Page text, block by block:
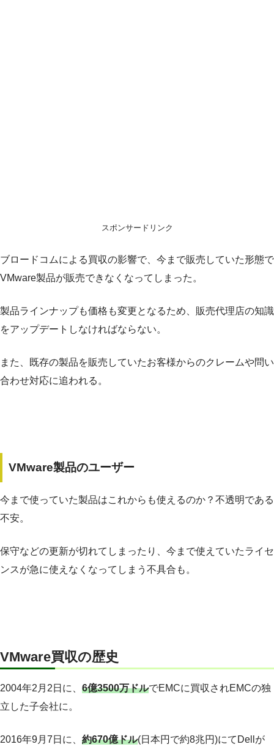
スポンサードリンク
ブロードコムによる買収の影響で、今まで販売していた形態で
VMware製品が販売できなくなってしまった。
製品ラインナップも価格も変更となるため、販売代理店の知識
をアップデートしなければならない。
また、既存の製品を販売していたお客様からのクレームや問い
合わせ対応に追われる。
VMware製品のユーザー
今まで使っていた製品はこれからも使えるのか？不透明である
不安。
保守などの更新が切れてしまったり、今まで使えていたライセ
ンスが急に使えなくなってしまう不具合も。
VMware買収の歴史
2004年2月2日に、 6億3500万ドルでEMCに買収されEMCの独
立した子会社に。
2016年9月7日に、 約670億ドル(日本円で約8兆円)にてDellが